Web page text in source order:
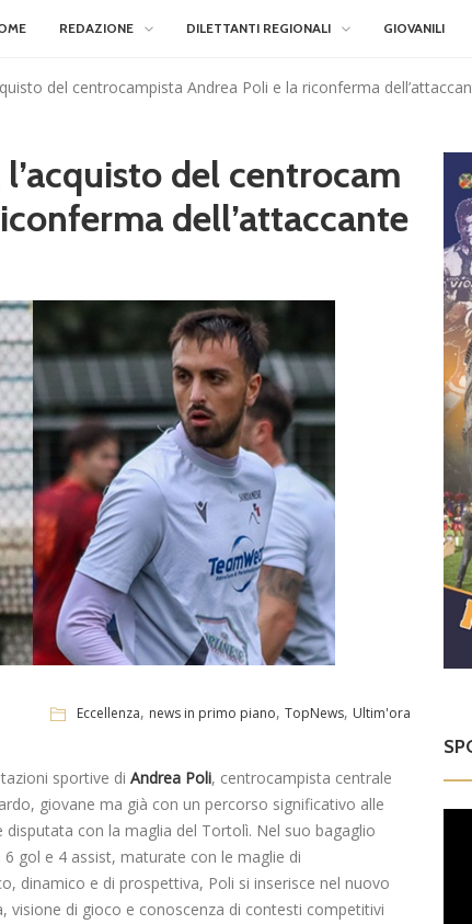
REDAZIONE DILETTANTI REGIONALI GIOVANILI
del centrocampista Andrea Poli e la riconferma
del centrocam
dell’attaccante
Eccellenza, news in primo piano,TopNews, Ultim'ora
sportive di Andrea Poli, centrocampista centrale
giovane ma già con un percorso significativo alle
con la maglia del Tortolì. Nel suo bagaglio
gol e 4 assist, maturate con le maglie di
dinamico e di prospettiva, Poli si inserisce nel nuovo
di gioco e conoscenza di contesti competitivi